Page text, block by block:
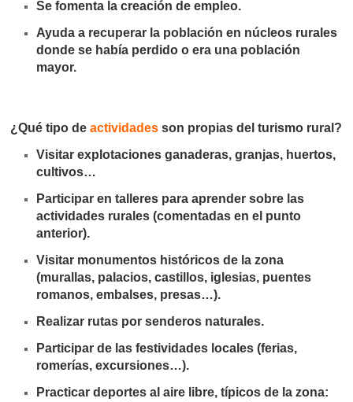
Se fomenta la creación de empleo.
Ayuda a recuperar la población en núcleos rurales
donde se había perdido o era una población
mayor.
¿Qué tipo deactividades son propias del turismo rural?
Visitar explotaciones ganaderas, granjas, huertos,
cultivos…
Participar en talleres para aprender sobre las
actividades rurales (comentadas en el punto
anterior).
Visitar monumentos históricos de la zona
(murallas, palacios, castillos, iglesias, puentes
romanos, embalses, presas…).
Realizar rutas por senderos naturales.
Participar de las festividades locales (ferias,
romerías, excursiones…).
Practicar deportes al aire libre, típicos de la zona: